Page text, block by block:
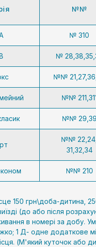
№№
№ 310
№
№№
№№
№№ 29,39
№№ 22,24,
31,32,34
№№ 210
150 грн\доба-дитина,
(до або після
в номері за добу.
1 Д- одне додаткове
(М'який куточок або